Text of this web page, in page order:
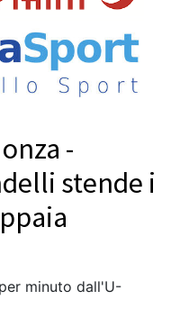
-
stende i
minuto dall'U-